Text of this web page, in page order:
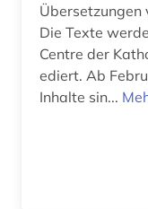
märchen (1)
Übersetzungen
Die Texte
Centre der
ediert. Ab
Inhalte sin...